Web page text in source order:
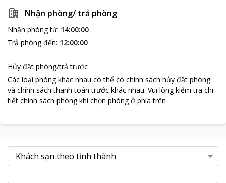
Nhận phòng/ trả phòng
Nhận phòng từ: 14:00:00
Trả phòng đến: 12:00:00
Hủy đặt phòng/trả trước
Các loại phòng khác nhau có thể có chính sách hủy đặt phòng
và chính sách thanh toán trước khác nhau. Vui lòng kiểm tra chi
tiết chính sách phòng khi chọn phòng ở phía trên